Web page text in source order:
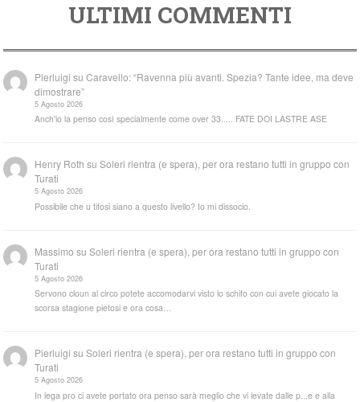
ULTIMI COMMENTI
Pierluigi suCaravello: “Ravenna più avanti. Spezia? Tante idee, ma deve
dimostrare”
5 Agosto 2026
Anch'io la penso così specialmente come over 33..... FATE DOI LASTRE ASE
Henry Roth suSoleri rientra (e spera), per ora restano tutti in gruppo con
Turati
5 Agosto 2026
Possibile che u tifosi siano a questo livello? Io mi dissocio.
Massimo suSoleri rientra (e spera), per ora restano tutti in gruppo con
Turati
5 Agosto 2026
Servono cloun al circo potete accomodarvi visto lo schifo con cui avete giocato la
scorsa stagione pietosi e ora cosa…
Pierluigi suSoleri rientra (e spera), per ora restano tutti in gruppo con
Turati
5 Agosto 2026
In lega pro ci avete portato ora penso sarà meglio che vi levate dalle p...e e alla